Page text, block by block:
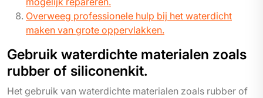
Overweeg professionele hulp bij het waterdicht
maken van grote oppervlakken.
Gebruik waterdichte materialen zoals
rubber of siliconenkit.
Het gebruik van waterdichte materialen zoals rubber of